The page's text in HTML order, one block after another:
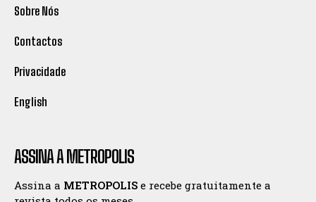
Sobre Nós
Contactos
Privacidade
English
ASSINA A METROPOLIS
Assina a METROPOLIS e recebe gratuitamente a